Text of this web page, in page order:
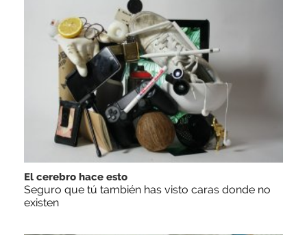
El cerebro hace esto
Seguro que tú también has visto caras donde no
existen